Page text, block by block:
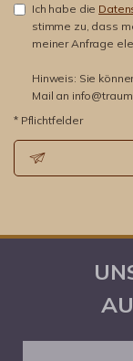
Ich habe die
stimme zu, dass
meiner Anfrage
Hinweis: Sie
Mail an
* Pflichtfelder